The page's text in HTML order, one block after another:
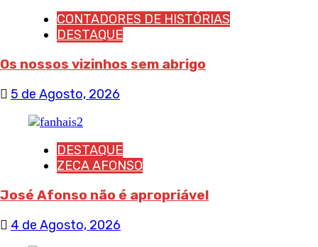
CONTADORES DE HISTÓRIAS
DESTAQUE
Os nossos vizinhos sem abrigo
5 de Agosto, 2026
DESTAQUE
ZECA AFONSO
José Afonso não é apropriável
4 de Agosto, 2026